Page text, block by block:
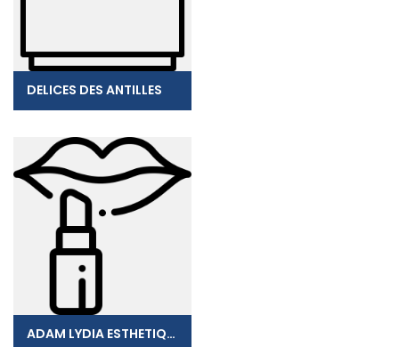
DELICES DES ANTILLES
ADAM LYDIA ESTHETIQUE